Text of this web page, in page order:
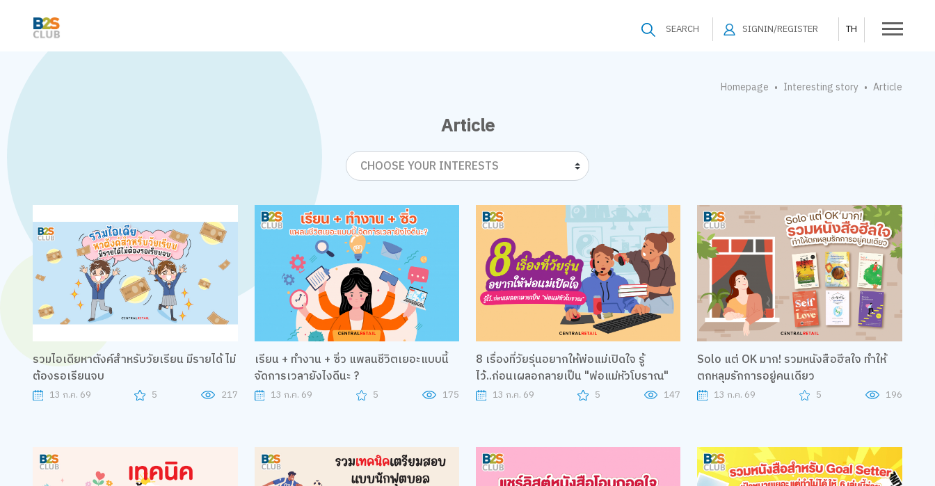
SEARCH SIGNIN/REGISTER TH
Homepage • Interesting story • Article
Article
CHOOSE YOUR INTERESTS
รวมไอเดียหาตังค์สำหรับวัยเรียน มีรายได้ ไม่
ต้องรอเรียนจบ
13 ก.ค. 69 5 217
เรียน + ทำงาน + ซิ่ว แพลนชีวิตเยอะแบบนี้
จัดการเวลายังไงดีนะ ?
13 ก.ค. 69 5 175
8 เรื่องที่วัยรุ่นอยากให้พ่อแม่เปิดใจ รู้
ไว้..ก่อนเผลอกลายเป็น "พ่อแม่หัวโบราณ"
13 ก.ค. 69 5 147
Solo แต่ OK มาก! รวมหนังสือฮีลใจ ทำให้
ตกหลุมรักการอยู่คนเดียว
13 ก.ค. 69 5 196